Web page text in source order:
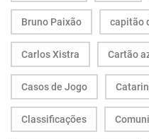
Bruno Paixão capitão
Carlos Xistra Cartão
Casos de Jogo
Classificações